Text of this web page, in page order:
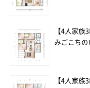
【4人家族
みごこちの
【4人家族